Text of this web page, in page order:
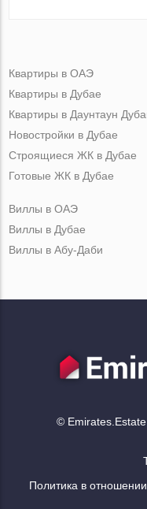
Квартиры в ОАЭ
Квартиры в Дубае
Квартиры в Даунтаун
Новостройки в Дубае
Строящиеся ЖК в Дубае
Готовые ЖК в Дубае
Виллы в ОАЭ
Виллы в Дубае
Виллы в Абу-Даби
©
Политика в